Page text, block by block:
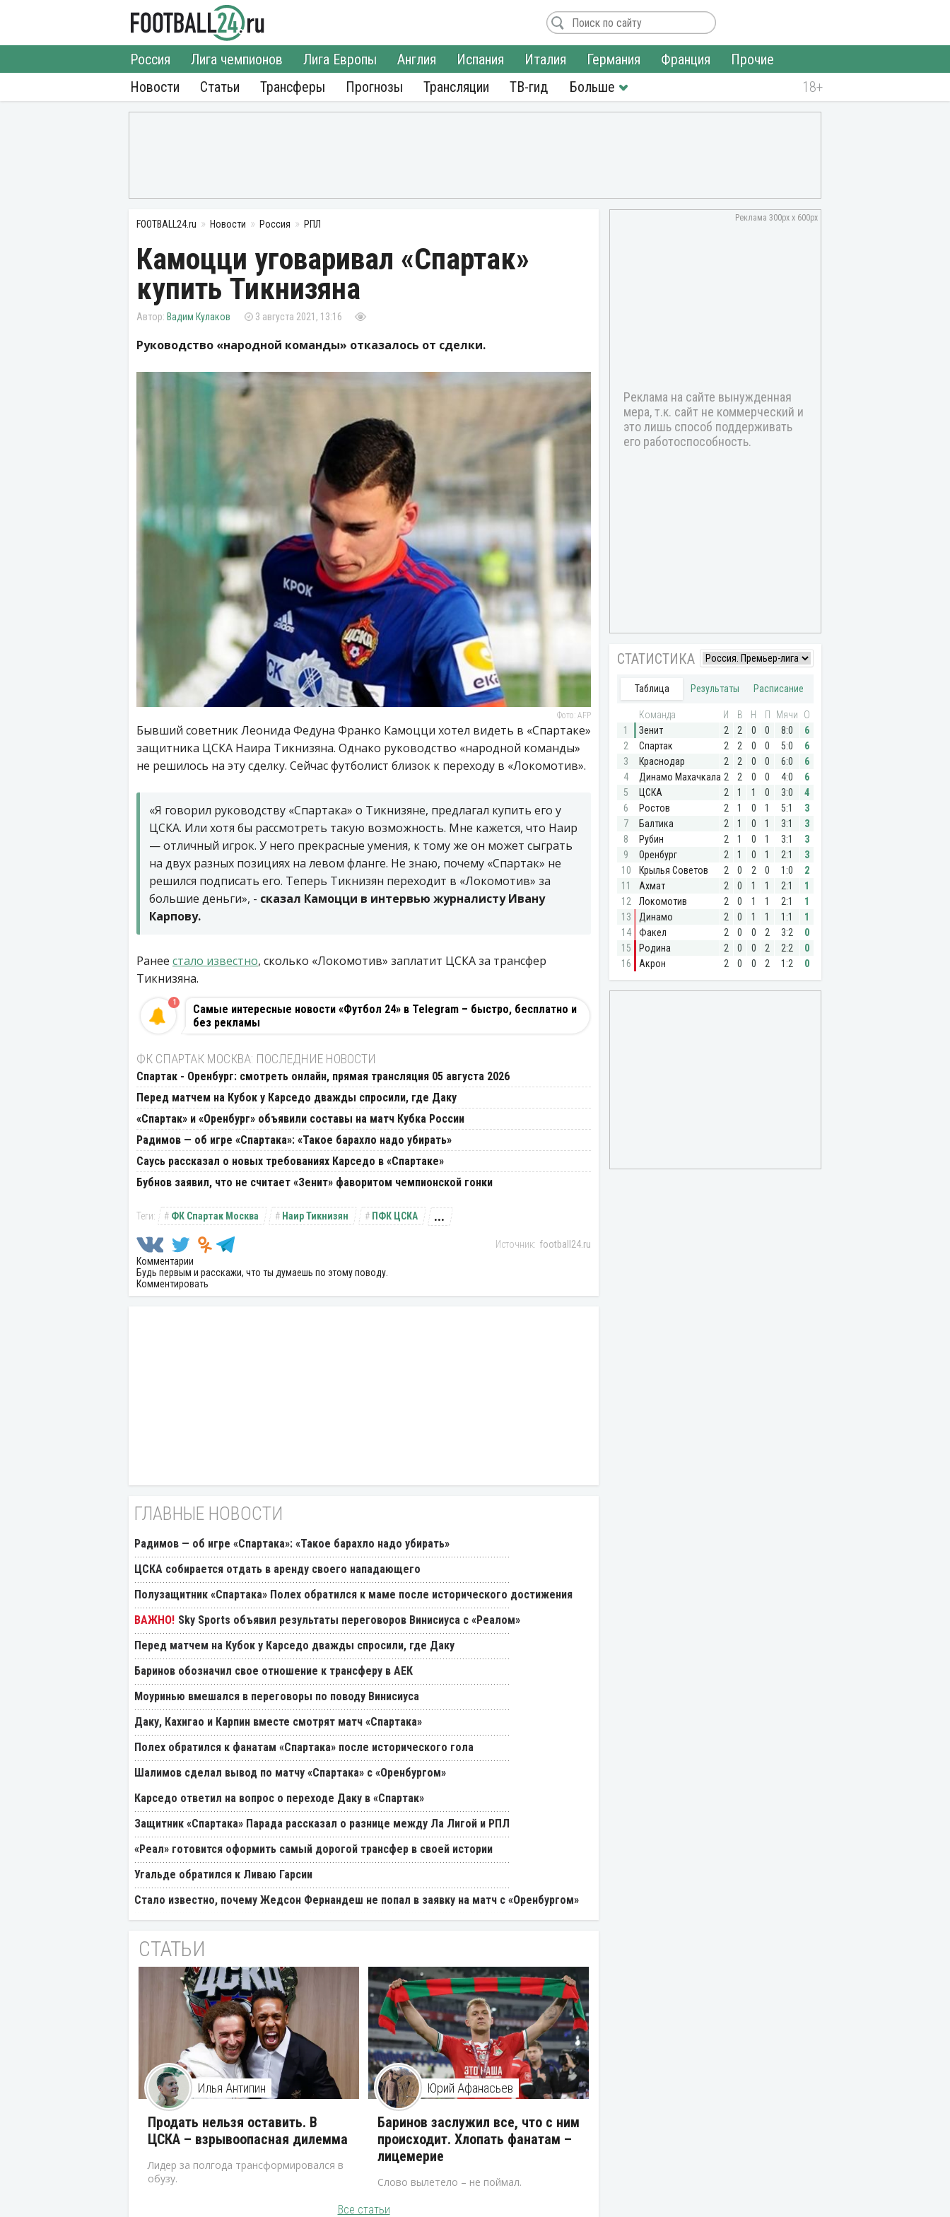
Новости
Россия Лига чемпионов Лига Европы Англия Испания Италия Германия Франция
Прочие
Статьи
Трансферы Прогнозы Трансляции ТВ-гид
FOOTBALL24.ru Новости Россия РПЛ
Камоцци уговаривал «Спартак»
купить Тикнизяна
Вадим Кулаков 3 августа 2021, 13:16
Руководство «народной команды» отказалось от сделки.
Фото: AFP
Бывший советник Леонида Федуна Франко Камоцци хотел видеть в «Спартаке»
защитника ЦСКА Наира Тикнизяна. Однако руководство «народной команды»
не решилось на эту сделку. Сейчас футболист близок к переходу в «Локомотив».
«Я говорил руководству «Спартака» о Тикнизяне, предлагал купить его у
ЦСКА. Или хотя бы рассмотреть такую возможность. Мне кажется, что Наир
— отличный игрок. У него прекрасные умения, к тому же он может сыграть
на двух разных позициях на левом фланге. Не знаю, почему «Спартак» не
решился подписать его. Теперь Тикнизян переходит в «Локомотив» за
большие деньги», - сказал Камоцци в интервью журналисту Ивану
Карпову.
Ранее стало известно, сколько «Локомотив» заплатит ЦСКА за трансфер
Тикнизяна.
Самые интересные новости «Футбол 24» в Telegram – быстро, бесплатно и
без рекламы
1
ФК СПАРТАК МОСКВА: ПОСЛЕДНИЕ НОВОСТИ
Спартак - Оренбург: смотреть онлайн, прямая трансляция 05 августа 2026
Перед матчем на Кубок у Карседо дважды спросили, где Даку
«Спартак» и «Оренбург» объявили составы на матч Кубка России
Радимов — об игре «Спартака»: «Такое барахло надо убирать»
Саусь рассказал о новых требованиях Карседо в «Спартаке»
Бубнов заявил, что не считает «Зенит» фаворитом чемпионской гонки
ФК Спартак Москва Наир Тикнизян ПФК ЦСКА ...
football24.ru
Комментарии
Будь первым и расскажи, что ты думаешь по этому поводу.
Комментировать
ГЛАВНЫЕ НОВОСТИ
Радимов — об игре «Спартака»: «Такое барахло надо убирать»
ЦСКА собирается отдать в аренду своего нападающего
Полузащитник «Спартака» Полех обратился к маме после исторического достижения
Sky Sports объявил результаты переговоров Винисиуса с «Реалом»
Перед матчем на Кубок у Карседо дважды спросили, где Даку
Баринов обозначил свое отношение к трансферу в АЕК
Моуринью вмешался в переговоры по поводу Винисиуса
Даку, Кахигао и Карпин вместе смотрят матч «Спартака»
Полех обратился к фанатам «Спартака» после исторического гола
Шалимов сделал вывод по матчу «Спартака» с «Оренбургом»
Карседо ответил на вопрос о переходе Даку в «Спартак»
Защитник «Спартака» Парада рассказал о разнице между Ла Лигой и РПЛ
«Реал» готовится оформить самый дорогой трансфер в своей истории
Угальде обратился к Ливаю Гарсии
Стало известно, почему Жедсон Фернандеш не попал в заявку на матч с «Оренбургом»
СТАТЬИ
Илья Антипин
Продать нельзя оставить. В
ЦСКА – взрывоопасная дилемма
Лидер за полгода трансформировался в
обузу.
Юрий Афанасьев
Баринов заслужил все, что с ним
происходит. Хлопать фанатам –
лицемерие
Слово вылетело – не поймал.
Все статьи